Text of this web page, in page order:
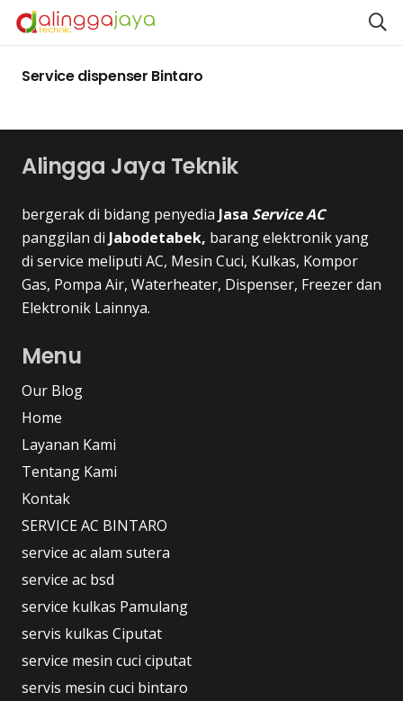
Service dispenser Bintaro
Alingga Jaya Teknik
bergerak di bidang penyedia Jasa Service AC
panggilan di Jabodetabek, barang elektronik yang
di service meliputi AC, Mesin Cuci, Kulkas, Kompor
Gas, Pompa Air, Waterheater, Dispenser, Freezer dan
Elektronik Lainnya.
Menu
Our Blog
Home
Layanan Kami
Tentang Kami
Kontak
SERVICE AC BINTARO
service ac alam sutera
service ac bsd
service kulkas Pamulang
servis kulkas Ciputat
service mesin cuci ciputat
servis mesin cuci bintaro